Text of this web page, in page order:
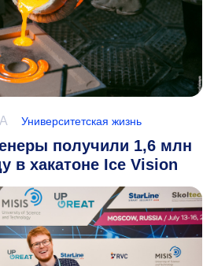
Университетская жизнь
получили 1,6 млн
в хакатоне Ice Vision